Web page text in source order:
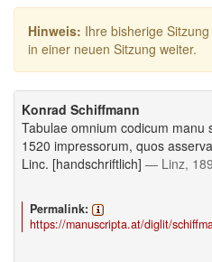
Hinweis: Ihre bisherige
in einer neuen Sitzung weiter.
Konrad Schiffmann
Tabulae omnium codicum manu
1520 impressorum, quos
Linc. [handschriftlich] — Linz,
Permalink:
https://manuscripta.at/diglit/